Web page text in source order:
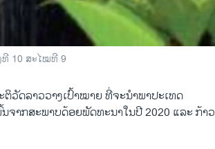
10 ສະໄໝທີ 9
ວັດລາວວາງເປົ້າໝາຍ ທີ່ຈະນຳພາປະເທດ
ຈາກສະພາບດ້ອຍພັດທະນາໃນປີ 2020 ແລະ ກ້